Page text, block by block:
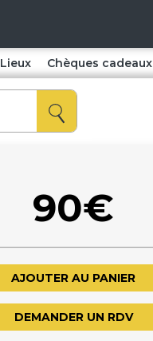
Lieux Chèques cadeaux
90€
AJOUTER AU PANIER
DEMANDER UN RDV